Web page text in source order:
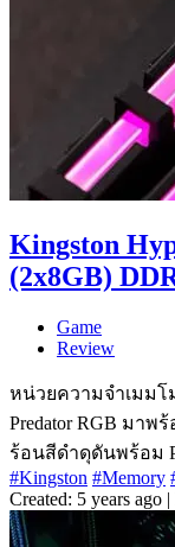
Kingston
(2x8GB)
Game
Review
หน่วยความจำเมมโ
Predator RGB มาพ
ร้อนสีดำดุดันพร้อม
#Kingston #Memory
Created: 5 years ago